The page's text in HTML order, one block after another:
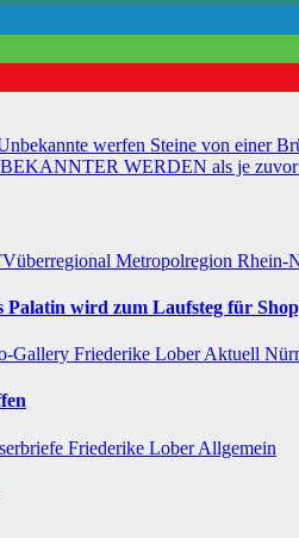
werfen Steine von einer
WERDEN als je
Metropolregion Rhein-
Palatin wird zum Laufsteg für
Gallery Friederike LoberAktuell
Friederike LoberAllgemein